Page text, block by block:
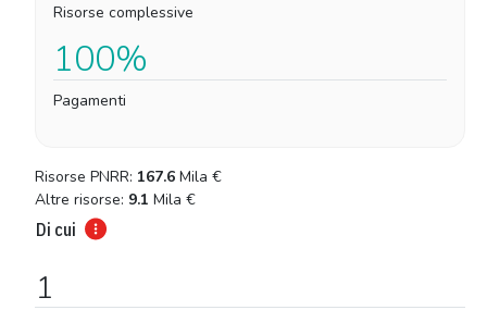
Risorse complessive
100%
Pagamenti
Risorse PNRR: 167.6 Mila €
Altre risorse: 9.1 Mila €
Di cui
1